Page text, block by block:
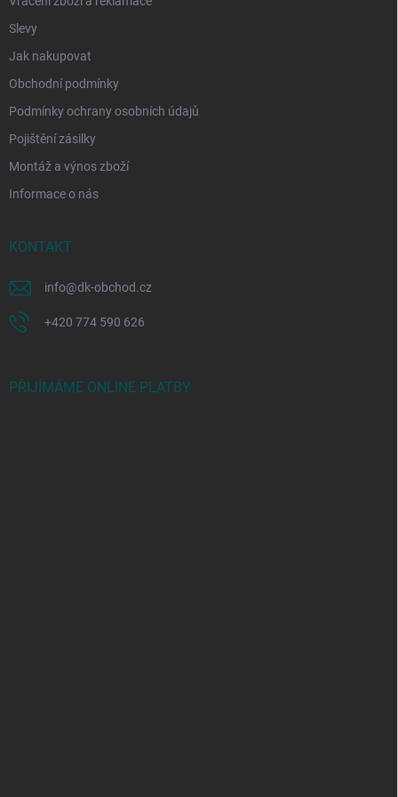
Slevy
Jak nakupovat
Obchodní podmínky
Podmínky ochrany osobních údajů
Pojištění zásilky
Montáž a výnos zboží
Informace o nás
KONTAKT
info@dk-obchod.cz
+420 774 590 626
PŘIJÍMÁME ONLINE PLATBY